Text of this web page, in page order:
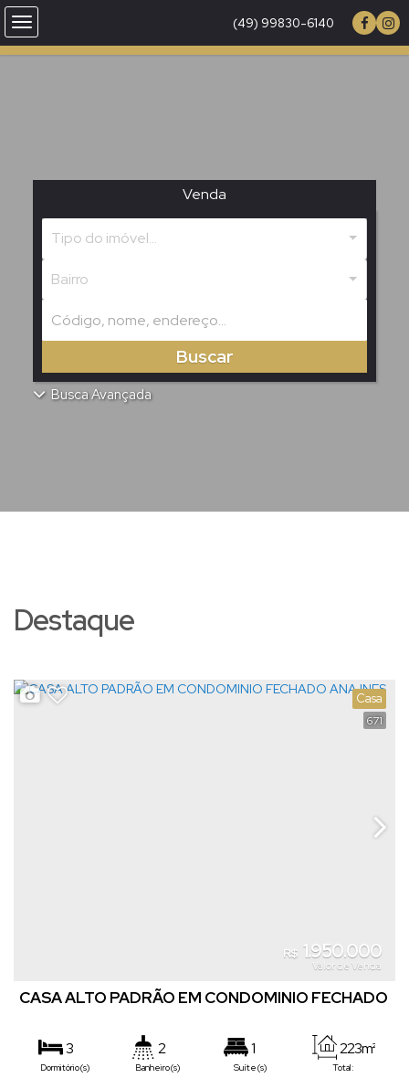
(49) 99830-6140
Venda
Tipo do imóvel...
Bairro
Buscar
Busca Avançada
Destaque
671
Casa
R$ 1.950.000
Valor de Venda
CASA ALTO PADRÃO EM CONDOMINIO FECHADO
3
Dormitório(s)
2
Banheiro(s)
1
Suíte(s) Total:
223m²